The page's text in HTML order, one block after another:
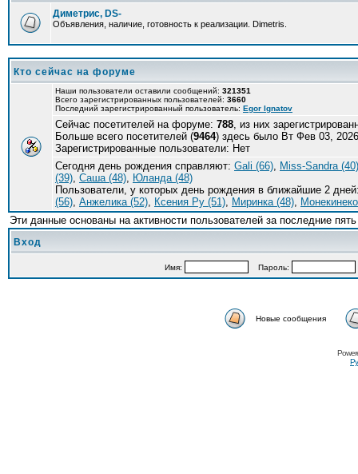
Диметрис, DS-
Объявления, наличие, готовность к реализации. Dimetris.
Кто сейчас на форуме
Наши пользователи оставили сообщений: 321351
Всего зарегистрированных пользователей: 3660
Последний зарегистрированный пользователь: Egor Ignatov
Сейчас посетителей на форуме: 788, из них
Больше всего посетителей (9464) здесь было Вт Фев 03,
Зарегистрированные пользователи: Нет
Сегодня день рождения справляют: Gali (66), Miss-Sandra (40)
(39), Саша (48), Юланда (48)
Пользователи, у которых день рождения в ближайшие 2
(56), Анжелика (52), Ксения Ру (51), Миринка (48),
Эти данные основаны на активности пользователей за последние
Вход
Имя: Пароль:
Новые сообщения